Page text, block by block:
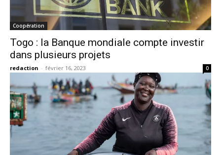
Coopération
Togo : la Banque mondiale compte investir
dans plusieurs projets
redaction - février 16, 2023 0